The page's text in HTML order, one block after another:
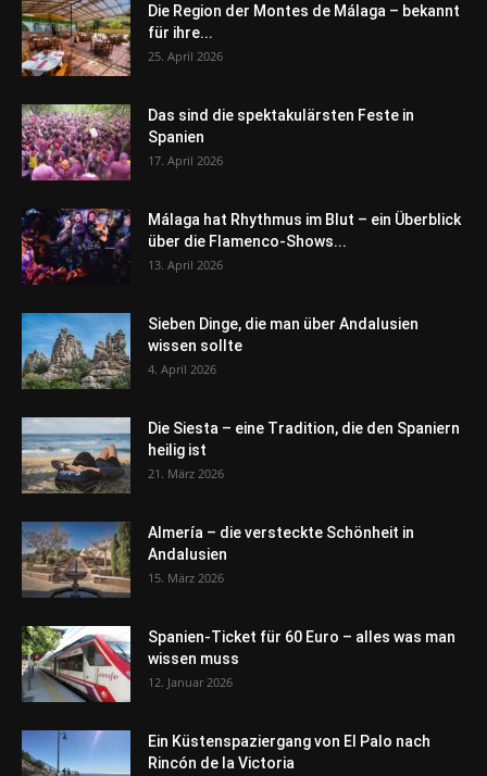
Die Region der Montes de Málaga – bekannt
für ihre...
25. April 2026
Das sind die spektakulärsten Feste in
Spanien
17. April 2026
Málaga hat Rhythmus im Blut – ein Überblick
über die Flamenco-Shows...
13. April 2026
Sieben Dinge, die man über Andalusien
wissen sollte
4. April 2026
Die Siesta – eine Tradition, die den Spaniern
heilig ist
21. März 2026
Almería – die versteckte Schönheit in
Andalusien
15. März 2026
Spanien-Ticket für 60 Euro – alles was man
wissen muss
12. Januar 2026
Ein Küstenspaziergang von El Palo nach
Rincón de la Victoria